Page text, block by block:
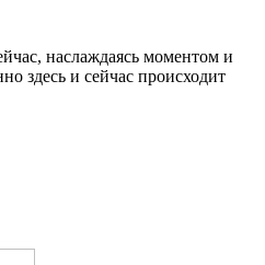
наслаждаясь моментом и
здесь и сейчас происходит